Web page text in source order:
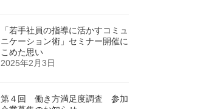
「若手社員の指導に活かすコミュ
ニケーション術」セミナー開催に
こめた思い
2025年2月3日
第４回 働き方満足度調査 参加